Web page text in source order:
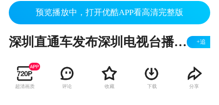
预览播放中，打开优酷APP看高清完整版
深圳直通车发布深圳电视台播出——深圳罗湖积余城市服务有限公司 +追
超清画质 评论 收藏 下载 分享